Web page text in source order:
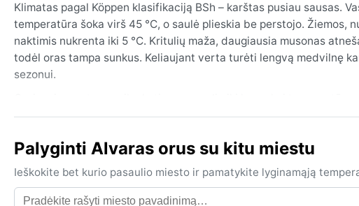
Klimatas pagal Köppen klasifikaciją BSh – karštas pusiau sausas.
temperatūra šoka virš 45 °C, o saulė plieskia be perstojo. Žiemos,
naktimis nukrenta iki 5 °C. Kritulių maža, daugiausia musonas
todėl oras tampa sunkus. Keliaujant verta turėti lengvą medvilnę
sezonui.
bangų, o musonas kartais atneša staigius liūtis su perkūnija.
– tikroji Radžastano dykumos vartų zona.
Palyginti Alvaras orus su kitu miestu
Ieškokite bet kurio pasaulio miesto ir pamatykite lyginamąją